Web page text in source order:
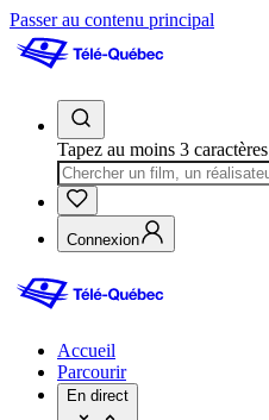
Passer au contenu principal
Tapez au moins 3
Connexion
Accueil
Parcourir
En direct